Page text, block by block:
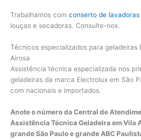
Trabalhamos comconserto de
louças e secadoras. Consulte-nos.
Técnicos especializados para geladeiras
Airosa
Assistência técnica especializada nos
geladeiras da marca Electrolux em São
com nacionais e importados.
Anote o número da Central de
Assistência Técnica Geladeira em Vila
grande São Paulo e grande ABC